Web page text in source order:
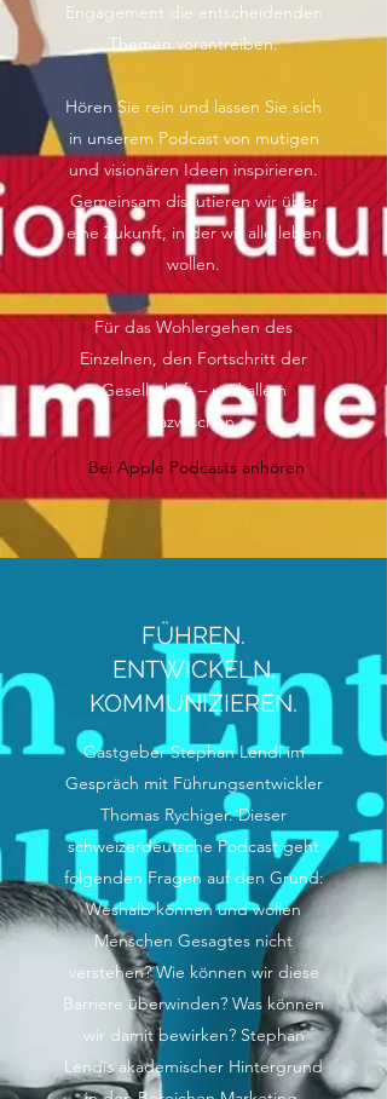
Engagement die entscheidenden
Themen vorantreiben.
Hören Sie rein und lassen Sie sich
in unserem Podcast von mutigen
und visionären Ideen inspirieren.
Gemeinsam diskutieren wir über
eine Zukunft, in der wir alle leben
wollen.
Für das Wohlergehen des
Einzelnen, den Fortschritt der
Gesellschaft – und allem
dazwischen.
Bei Apple Podcasts anhören
FÜHREN.
ENTWICKELN.
KOMMUNIZIEREN.
Gastgeber Stephan Lendi im
Gespräch mit Führungsentwickler
Thomas Rychiger. Dieser
schweizerdeutsche Podcast geht
folgenden Fragen auf den Grund:
Weshalb können und wollen
Menschen Gesagtes nicht
verstehen? Wie können wir diese
Barriere überwinden? Was können
wir damit bewirken? Stephan
Lendis akademischer Hintergrund